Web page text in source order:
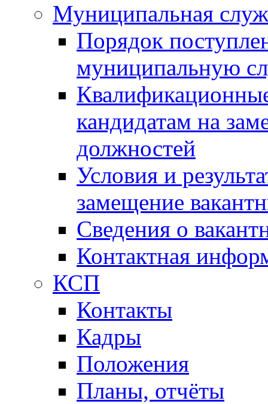
Муниципальная
Порядок
муниципальную
кандидатам на
должностей
Условия и
замещение
Сведения о
Контактная
КСП
Контакты
Кадры
Положения
Планы, отчёты